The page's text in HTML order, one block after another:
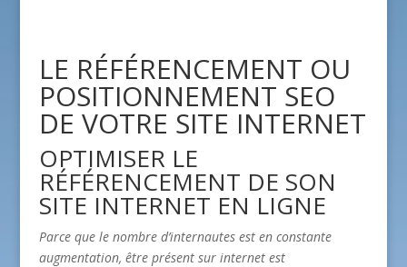
LE RÉFÉRENCEMENT OU
POSITIONNEMENT SEO
DE VOTRE SITE INTERNET
OPTIMISER LE
RÉFÉRENCEMENT DE SON
SITE INTERNET EN LIGNE
Parce que le nombre d’internautes est en constante
augmentation, être présent sur internet est